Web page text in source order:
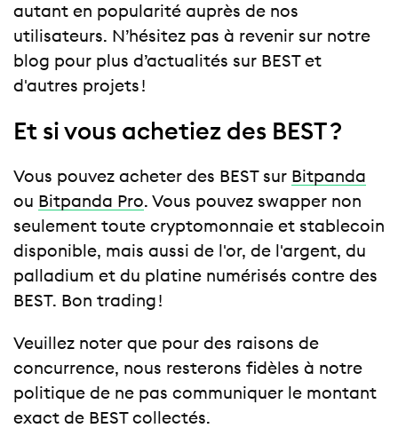
autant en popularité auprès de nos
utilisateurs. N’hésitez pas à revenir sur notre
blog pour plus d’actualités sur BEST et
d'autres projets !
Et si vous achetiez des BEST ?
Vous pouvez acheter des BEST sur Bitpanda
ou Bitpanda Pro. Vous pouvez swapper non
seulement toute cryptomonnaie et stablecoin
disponible, mais aussi de l'or, de l'argent, du
palladium et du platine numérisés contre des
BEST. Bon trading !
Veuillez noter que pour des raisons de
concurrence, nous resterons fidèles à notre
politique de ne pas communiquer le montant
exact de BEST collectés.